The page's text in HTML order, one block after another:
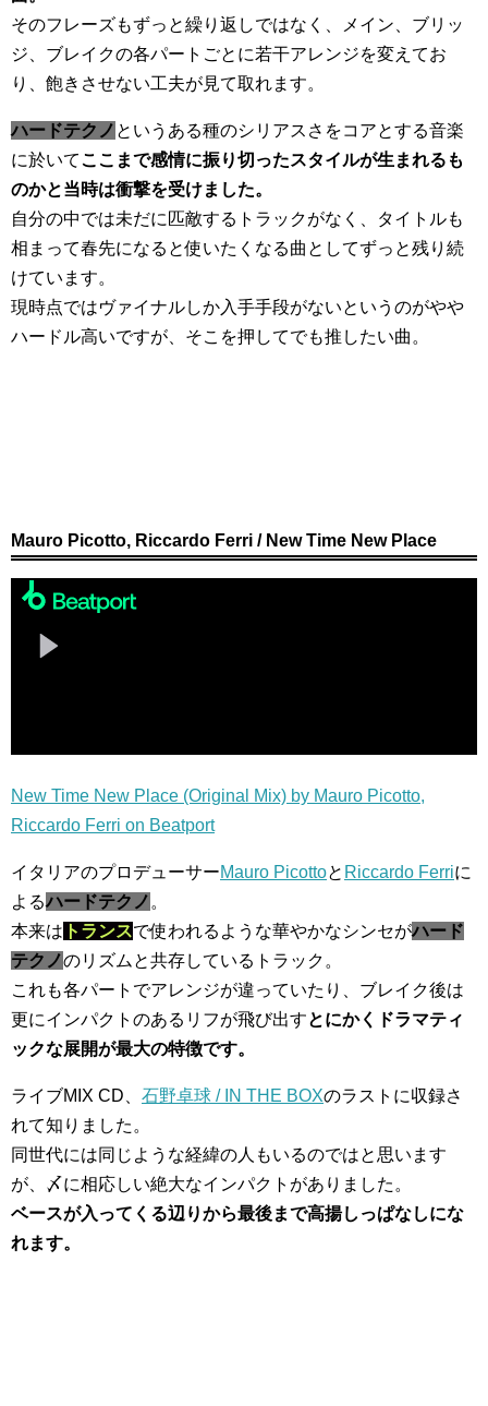
そのフレーズもずっと繰り返しではなく、メイン、ブリッ
ジ、ブレイクの各パートごとに若干アレンジを変えてお
り、飽きさせない工夫が見て取れます。
ハードテクノ というある種のシリアスさをコアとする音楽
に於いてここまで感情に振り切ったスタイルが生まれるも
のかと当時は衝撃を受けました。
自分の中では未だに匹敵するトラックがなく、タイトルも
相まって春先になると使いたくなる曲としてずっと残り続
けています。
現時点ではヴァイナルしか入手手段がないというのがやや
ハードル高いですが、そこを押してでも推したい曲。
Mauro Picotto, Riccardo Ferri / New Time New Place
New Time New Place (Original Mix) by Mauro Picotto,
Riccardo Ferri on Beatport
イタリアのプロデューサーMauro Picottoと Riccardo Ferriに
よるハードテクノ 。
本来は トランスで使われるような華やかなシンセがハード
テクノのリズムと共存しているトラック。
これも各パートでアレンジが違っていたり、ブレイク後は
更にインパクトのあるリフが飛び出すとにかくドラマティ
ックな展開が最大の特徴です。
ライブMIX CD、 石野卓球 / IN THE BOXのラストに収録さ
れて知りました。
同世代には同じような経緯の人もいるのではと思います
が、〆に相応しい絶大なインパクトがありました。
ベースが入ってくる辺りから最後まで高揚しっぱなしにな
れます。